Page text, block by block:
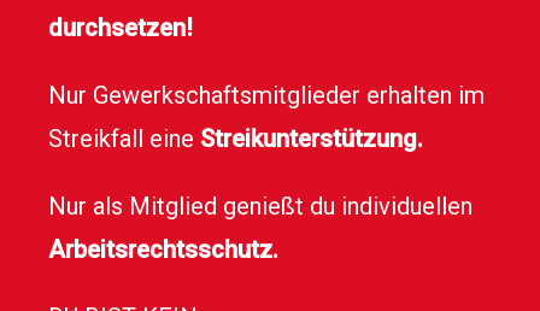
durchsetzen!
Nur Gewerkschaftsmitglieder erhalten im
Streikfall eine Streikunterstützung.
Nur als Mitglied genießt du individuellen
Arbeitsrechtsschutz.